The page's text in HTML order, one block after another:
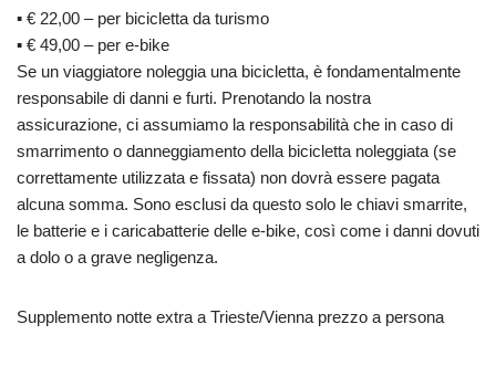
▪ € 22,00 – per bicicletta da turismo
▪ € 49,00 – per e-bike
Se un viaggiatore noleggia una bicicletta, è fondamentalmente
responsabile di danni e furti. Prenotando la nostra
assicurazione, ci assumiamo la responsabilità che in caso di
smarrimento o danneggiamento della bicicletta noleggiata (se
correttamente utilizzata e fissata) non dovrà essere pagata
alcuna somma. Sono esclusi da questo solo le chiavi smarrite,
le batterie e i caricabatterie delle e-bike, così come i danni dovuti
a dolo o a grave negligenza.
Supplemento notte extra a Trieste/Vienna prezzo a persona